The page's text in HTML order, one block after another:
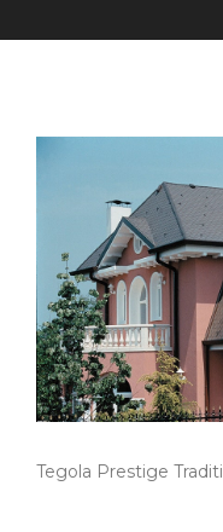
Tegola Prestige